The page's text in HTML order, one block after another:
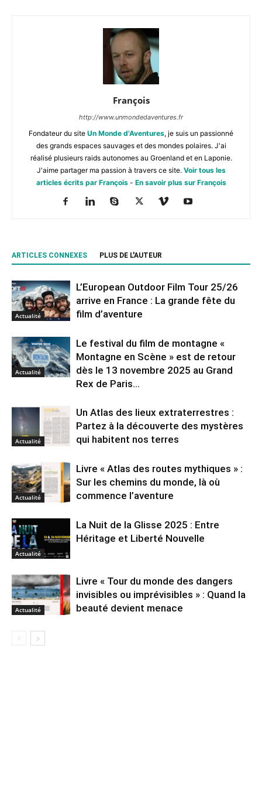
François
http://www.unmondedaventures.fr
Fondateur du site Un Monde d'Aventures, je suis un passionné
des grands espaces sauvages et des mondes polaires. J'ai
réalisé plusieurs raids autonomes au Groenland et en Laponie.
J'aime partager ma passion à travers ce site. Voir tous les
articles écrits par François- En savoir plus sur François
ARTICLES CONNEXES PLUS DE L'AUTEUR
Actualité
L’European Outdoor Film Tour 25/26
arrive en France : La grande fête du
film d’aventure
Actualité
Le festival du film de montagne «
Montagne en Scène » est de retour
dès le 13 novembre 2025 au Grand
Rex de Paris...
Actualité
Un Atlas des lieux extraterrestres :
Partez à la découverte des mystères
qui habitent nos terres
Actualité
Livre « Atlas des routes mythiques » :
Sur les chemins du monde, là où
commence l’aventure
Actualité
La Nuit de la Glisse 2025 : Entre
Héritage et Liberté Nouvelle
Actualité
Livre « Tour du monde des dangers
invisibles ou imprévisibles » : Quand la
beauté devient menace